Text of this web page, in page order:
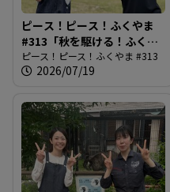
ピース！ピース！ふくやま
#313「秋を駆ける！ふくや
まマラソン」
ピース！ピース！ふくやま #313
2026/07/19